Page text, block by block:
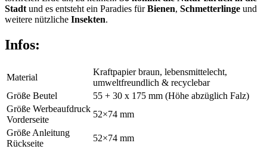
Stadt und es entsteht ein Paradies fürBienen, Schmetterlinge und
weitere nützliche Insekten.
Infos:
Material
Kraftpapier braun, lebensmittelecht,
umweltfreundlich & recyclebar
Größe Beutel
55 + 30 x 175 mm (Höhe abzüglich Falz)
Größe Werbeaufdruck
Vorderseite
52×74 mm
Größe Anleitung
Rückseite
52×74 mm